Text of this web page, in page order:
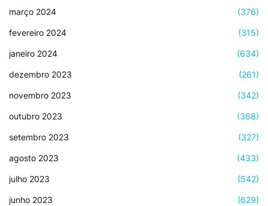
março 2024 (376)
fevereiro 2024 (315)
janeiro 2024 (634)
dezembro 2023 (261)
novembro 2023 (342)
outubro 2023 (368)
setembro 2023 (327)
agosto 2023 (433)
julho 2023 (542)
junho 2023 (629)